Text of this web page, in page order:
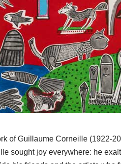
of Guillaume Corneille (1922-
sought joy everywhere: he